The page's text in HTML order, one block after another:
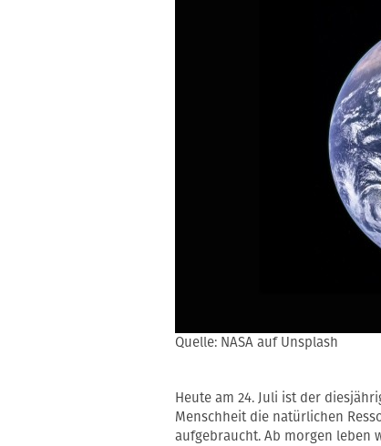
Quelle: NASA auf Unsplash
Heute am 24. Juli ist der
Menschheit die natürlichen
aufgebraucht. Ab morgen leben